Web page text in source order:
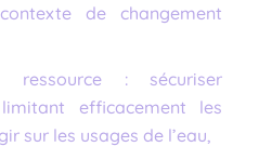
de changement
ressource : sécuriser
efficacement les
sur les usages de l’eau,